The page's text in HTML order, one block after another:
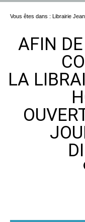
Vous êtes dans : Librairie
AFIN
LA